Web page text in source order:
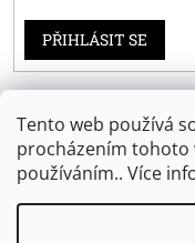
Tento web používá
procházením tohoto
používáním.. Více
PŘIHLÁSIT SE